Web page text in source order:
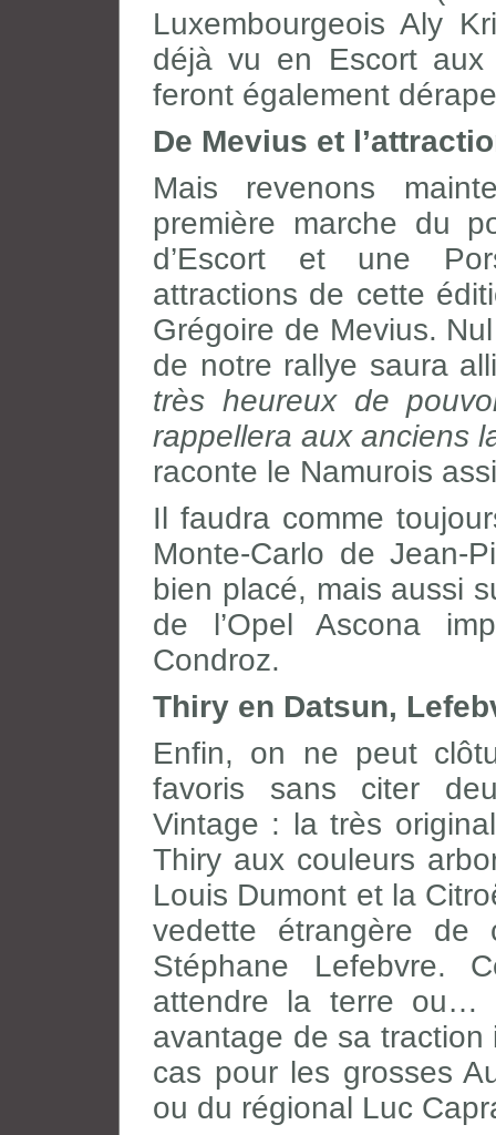
Luxembourgeois Aly
déjà vu en Escort
feront également
De Mevius et
Mais revenons
première marche du
d’Escort et une
attractions de cette
Grégoire de Mevius.
de notre rallye saura
très heureux de
rappellera aux anciens
raconte le Namurois
Il faudra comme
Monte-Carlo de Jean-
bien placé, mais aussi
de l’Opel Ascona
Condroz.
Thiry en Datsun,
Enfin, on ne peut
favoris sans citer
Vintage : la très
Thiry aux couleurs
Louis Dumont et la
vedette étrangère de
Stéphane Lefebvre.
attendre la terre ou…
avantage de sa
cas pour les grosses
ou du régional Luc